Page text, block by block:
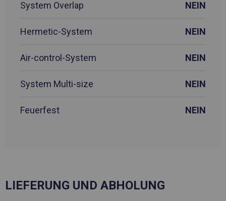
System Overlap NEIN
Hermetic-System NEIN
Air-control-System NEIN
System Multi-size NEIN
Feuerfest NEIN
LIEFERUNG UND ABHOLUNG